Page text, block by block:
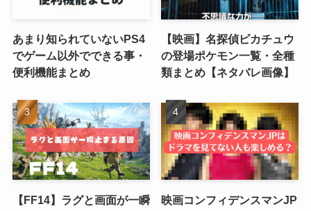
あまり知られていないPS4
でゲーム以外でできる事・
便利機能まとめ
【映画】名探偵ピカチュウ
の登場ポケモン一覧・全種
類まとめ【ネタバレ画像】
【FF14】ラグと画面が一瞬
映画コンフィデンスマンJP